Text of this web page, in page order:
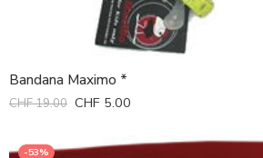
Bandana Maximo *
CHF19.00 CHF 5.00
-53%